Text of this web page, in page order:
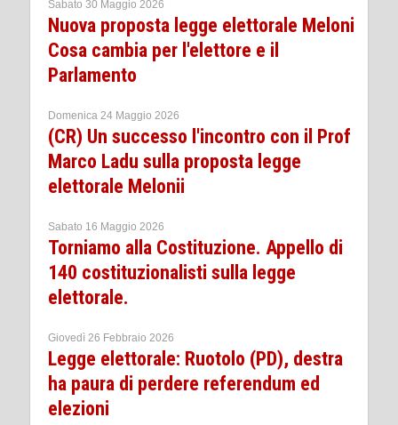
Sabato 30 Maggio 2026
Nuova proposta legge elettorale Meloni
Cosa cambia per l'elettore e il
Parlamento
Domenica 24 Maggio 2026
(CR) Un successo l'incontro con il Prof
Marco Ladu sulla proposta legge
elettorale Melonii
Sabato 16 Maggio 2026
Torniamo alla Costituzione. Appello di
140 costituzionalisti sulla legge
elettorale.
Giovedì 26 Febbraio 2026
Legge elettorale: Ruotolo (PD), destra
ha paura di perdere referendum ed
elezioni